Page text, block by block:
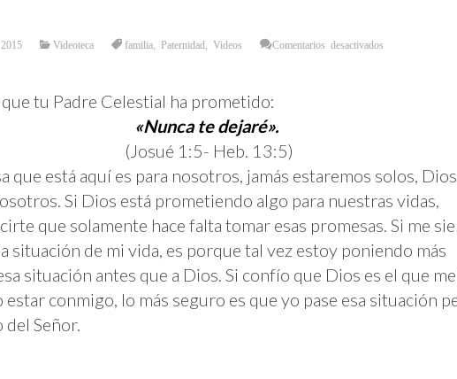
Videoteca familia Paternidad Videos Comentarios desactivados
que tu Padre Celestial ha prometido:
«Nunca te dejaré».
(Josué 1:5- Heb. 13:5)
que está aquí es para nosotros, jamás estaremos solos, Dios
Si Dios está prometiendo algo para nuestras vidas,
que solamente hace falta tomar esas promesas. Si me
situación de mi vida, es porque tal vez estoy poniendo más
situación antes que a Dios. Si confío que Dios es el que
conmigo, lo más seguro es que yo pase esa situación
del Señor.